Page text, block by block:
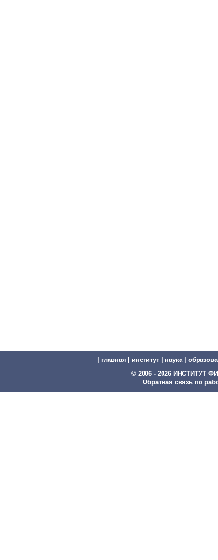
главная институт наука|
© 2006 - 2026 ИНСТИТУТ
Обратная связь по